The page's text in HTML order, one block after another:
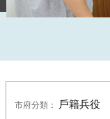
市府分類： 戶籍兵役